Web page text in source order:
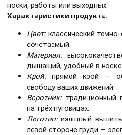
носки, работы или выходных.
Характеристики продукта:
Цвет:классический
сочетаемый.
Материал:
дышащий, удобный в носке.
Крой:прямой крой —
свободу ваших движений.
Воротник:традиционный
на трёх пуговицах.
Логотип:изящный
левой стороне груди —